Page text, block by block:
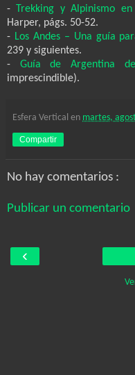
- Trekking y Alpinismo
Harper, págs. 50-52.
- Los Andes – Una guía
239 y siguientes.
- Guía de Argentina
imprescindible).
Esfera Vertical en martes,
Compartir
No hay comentarios :
Publicar un comentario
‹